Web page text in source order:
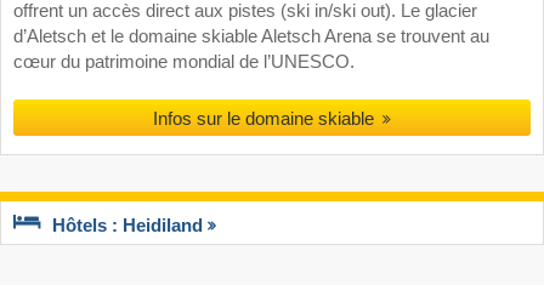
offrent un accès direct aux pistes (ski in/ski out). Le glacier
d’Aletsch et le domaine skiable Aletsch Arena se trouvent au
cœur du patrimoine mondial de l’UNESCO.
Infos sur le domaine skiable
Hôtels : Heidiland